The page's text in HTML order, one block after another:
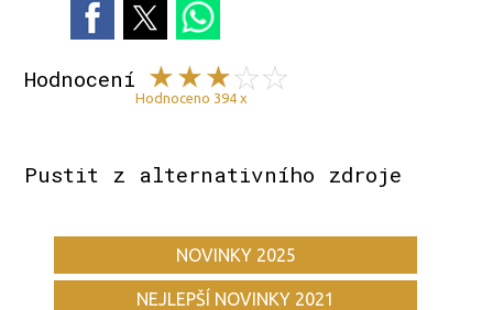
Hodnocení
Hodnoceno 394 x
Pustit z alternativního zdroje
NOVINKY 2025
NEJLEPŠÍ NOVINKY 2021